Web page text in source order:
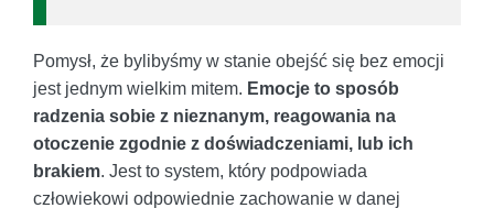
Pomysł, że bylibyśmy w stanie obejść się bez emocji
jest jednym wielkim mitem. Emocje to sposób
radzenia sobie z nieznanym, reagowania na
otoczenie zgodnie z doświadczeniami, lub ich
brakiem. Jest to system, który podpowiada
człowiekowi odpowiednie zachowanie w danej